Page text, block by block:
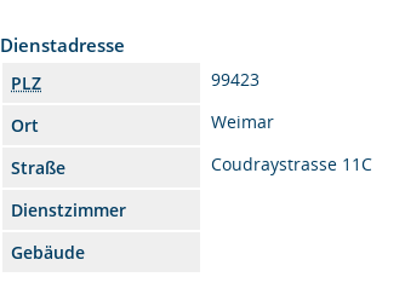
Dienstadresse
PLZ 99423
Ort
Weimar
Straße
Coudraystrasse 11C
Dienstzimmer
Gebäude